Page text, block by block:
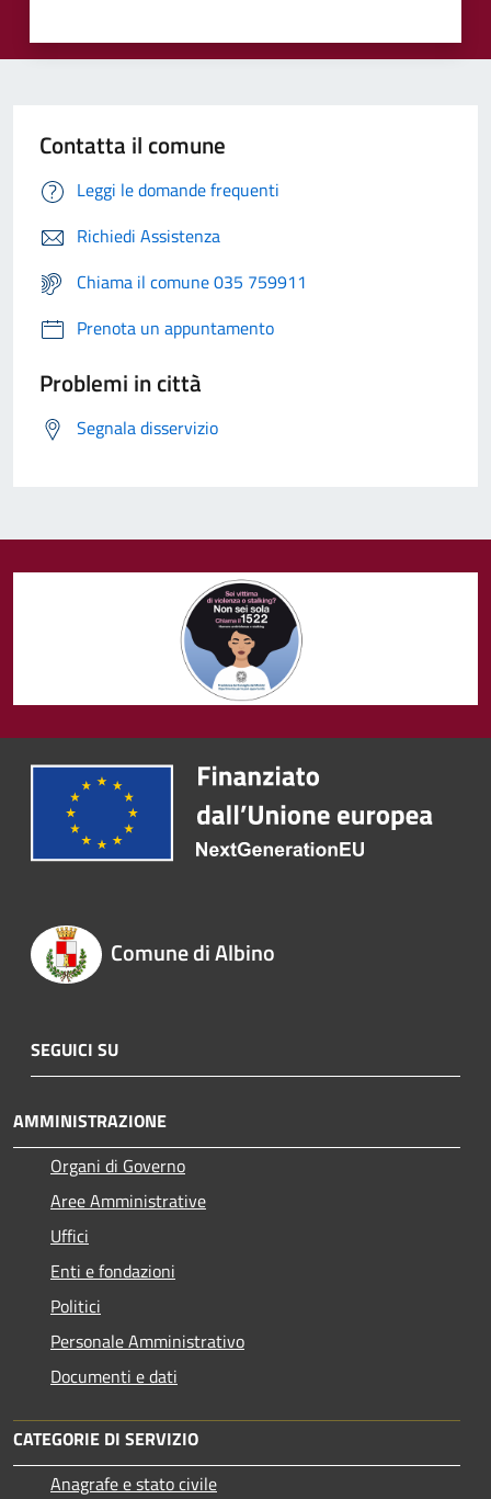
Contatta il comune
Leggi le domande frequenti
Richiedi Assistenza
Chiama il comune 035 759911
Prenota un appuntamento
Problemi in città
Segnala disservizio
Comune di Albino
SEGUICI SU
AMMINISTRAZIONE
Organi di Governo
Aree Amministrative
Uffici
Enti e fondazioni
Politici
Personale Amministrativo
Documenti e dati
CATEGORIE DI SERVIZIO
Anagrafe e stato civile